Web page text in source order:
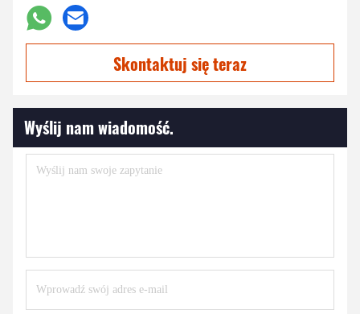
Skontaktuj się teraz
Wyślij nam wiadomość.